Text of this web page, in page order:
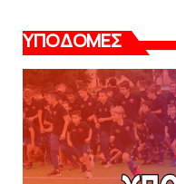
ΥΠΟΔΟΜΕΣ